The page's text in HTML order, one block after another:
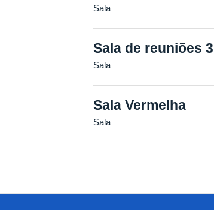
Sala
Sala de reuniões
Sala
Sala Vermelha
Sala